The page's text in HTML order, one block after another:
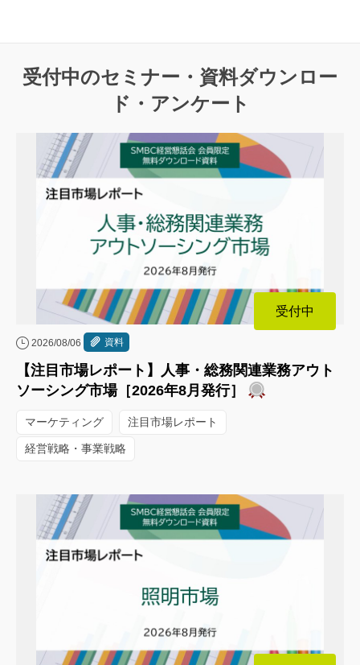
受付中のセミナー・資料ダウンロー
ド・アンケート
受付中
2026/08/06 資料
【注目市場レポート】人事・総務関連業務アウト
ソーシング市場［2026年8月発行］
マーケティング 注目市場レポート
経営戦略・事業戦略